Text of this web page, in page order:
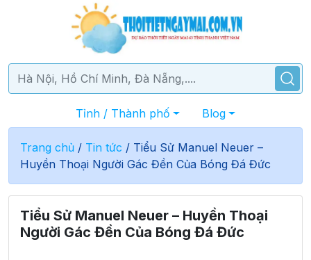
Tỉnh / Thành phố Blog
Trang chủ / Tin tức / Tiểu Sử Manuel Neuer –
Huyền Thoại Người Gác Đền Của Bóng Đá Đức
Tiểu Sử Manuel Neuer – Huyền Thoại
Người Gác Đền Của Bóng Đá Đức